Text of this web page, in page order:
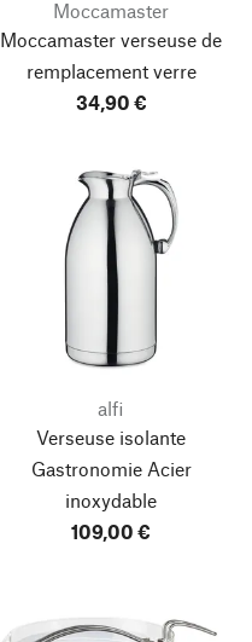
Moccamaster
Moccamaster verseuse de
remplacement verre
34,90 €
alfi
Verseuse isolante
Gastronomie Acier
inoxydable
109,00 €